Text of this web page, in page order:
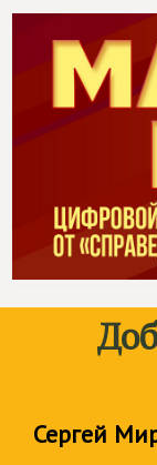
Сергей